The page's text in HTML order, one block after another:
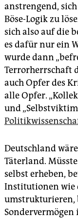
anstrengend,
Böse-Logik zu
sich also auf die
es dafür nur ein
wurde dann
Terrorherrschaft
auch Opfer des
alle Opfer.
und
Deutschland
Täterland.
selbst erheben,
Institutionen wie
umstrukturieren,
Sondervermögen